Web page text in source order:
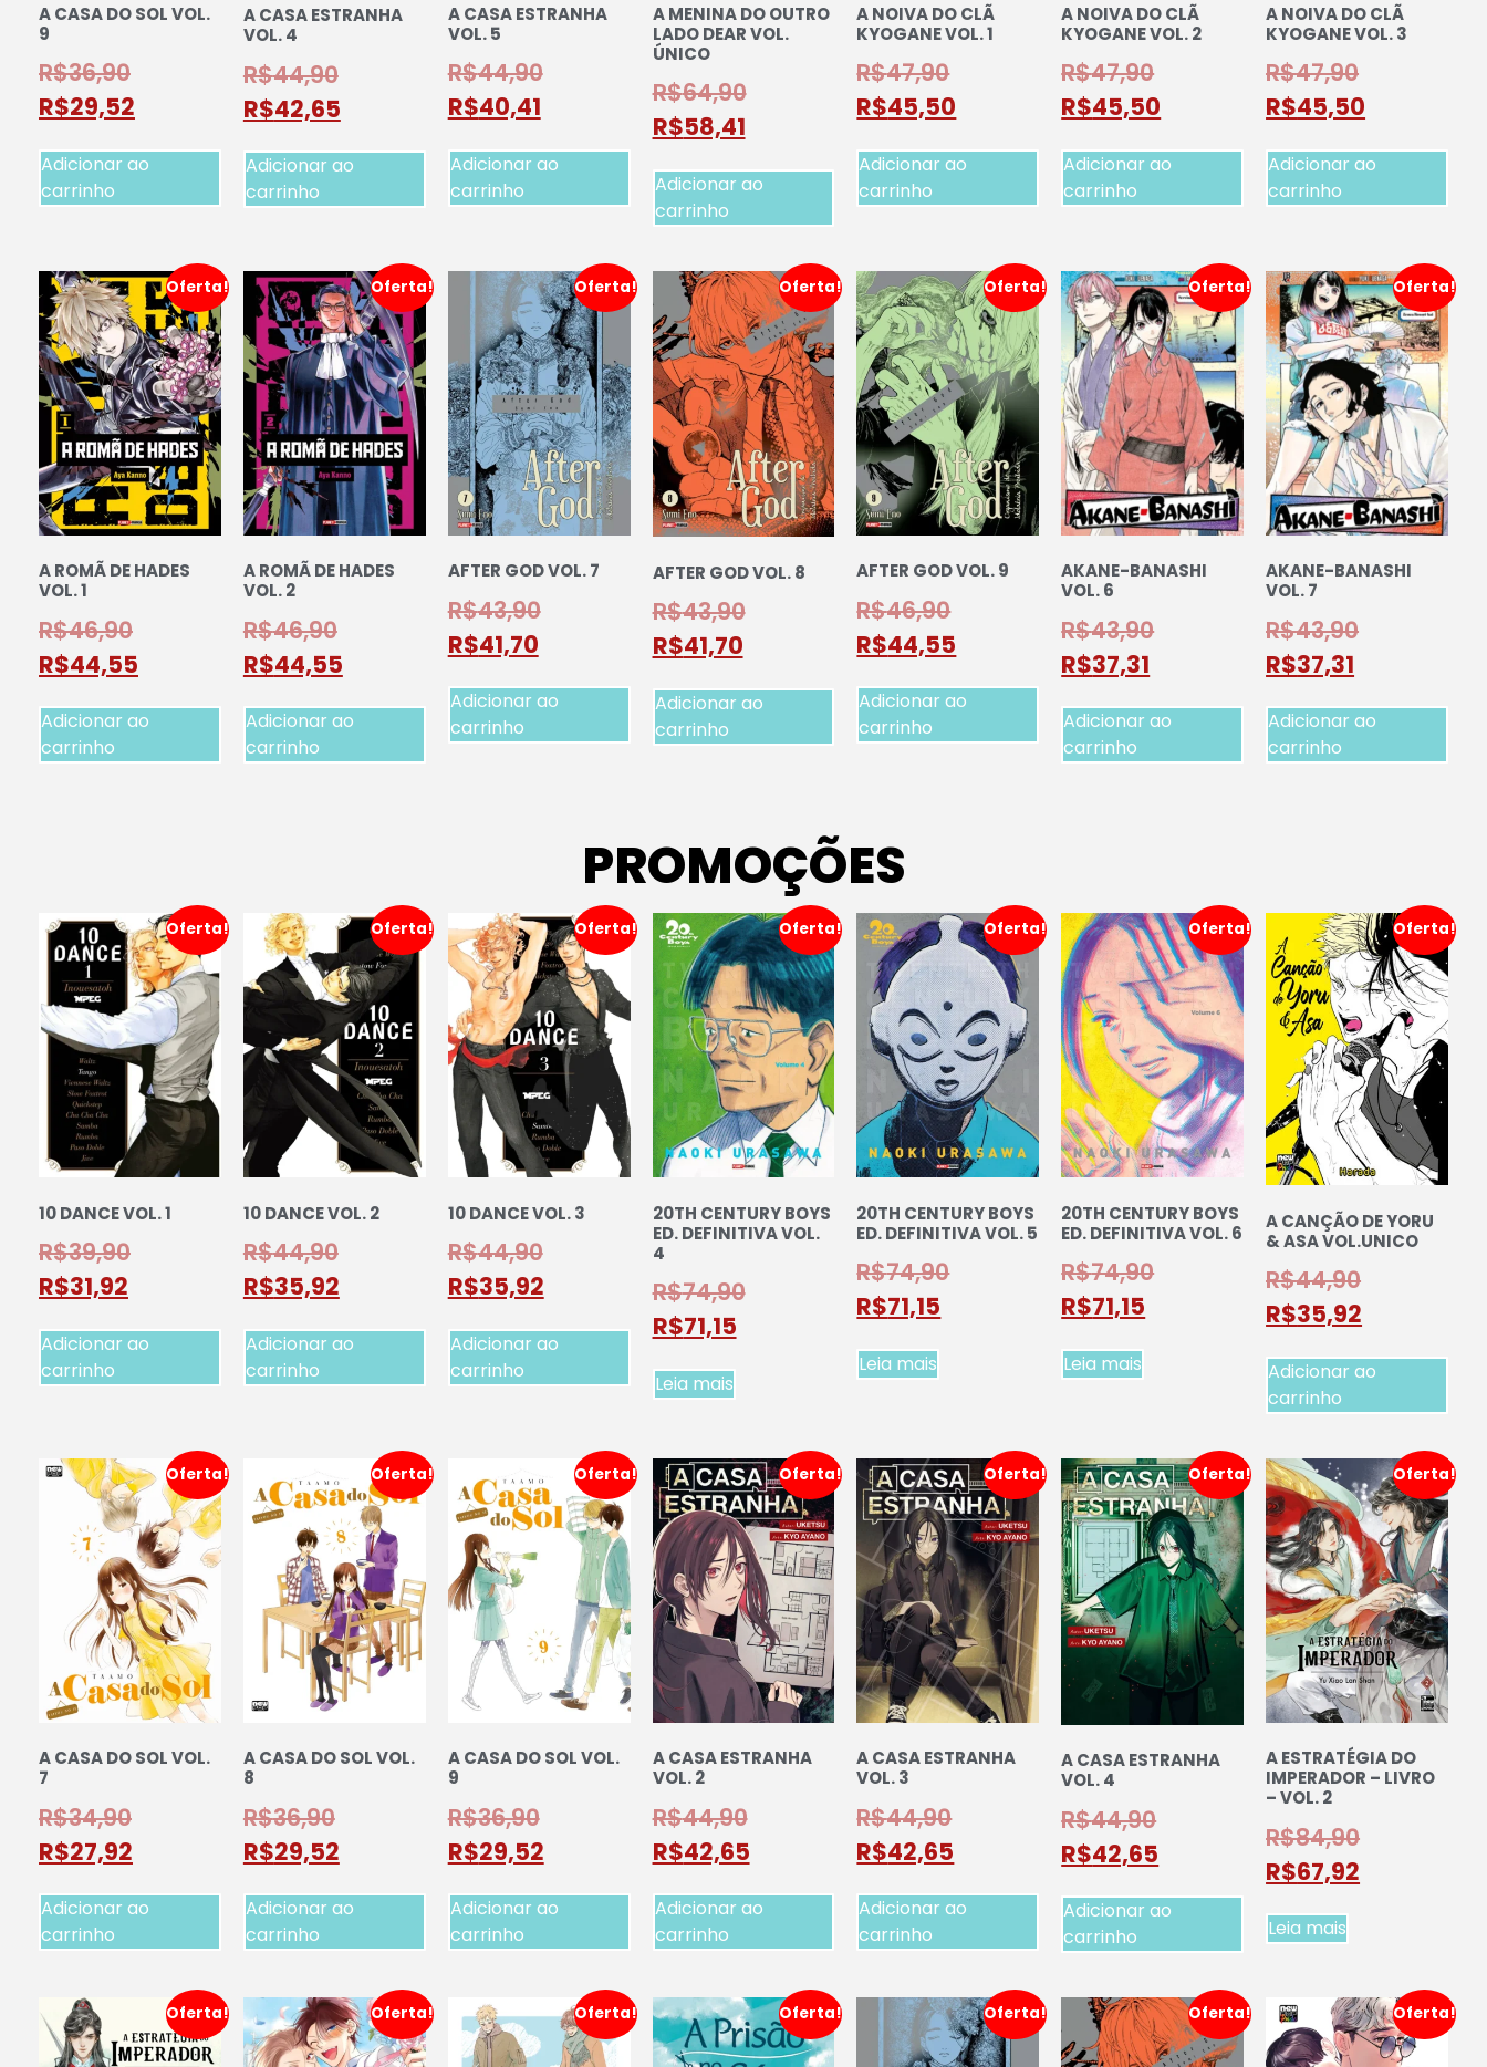
A CASA DO SOL VOL.
9
R$36,90
R$29,52
Adicionar ao
carrinho
A CASA ESTRANHA
VOL. 4
R$44,90
R$42,65
Adicionar ao
carrinho
A CASA ESTRANHA
VOL. 5
R$44,90
R$40,41
Adicionar ao
carrinho
A MENINA DO OUTRO
LADO DEAR VOL.
ÚNICO
R$64,90
R$58,41
Adicionar ao
carrinho
A NOIVA DO CLÃ
KYOGANE VOL. 1
R$47,90
R$45,50
Adicionar ao
carrinho
A NOIVA DO CLÃ
KYOGANE VOL. 2
R$47,90
R$45,50
Adicionar ao
carrinho
A NOIVA DO CLÃ
KYOGANE VOL. 3
R$47,90
R$45,50
Adicionar ao
carrinho
Oferta!
A ROMÃ DE HADES
VOL. 1
R$46,90
R$44,55
Adicionar ao
carrinho
Oferta!
A ROMÃ DE HADES
VOL. 2
R$46,90
R$44,55
Adicionar ao
carrinho
Oferta!
AFTER GOD VOL. 7
R$43,90
R$41,70
Adicionar ao
carrinho
Oferta!
AFTER GOD VOL. 8
R$43,90
R$41,70
Adicionar ao
carrinho
Oferta!
AFTER GOD VOL. 9
R$46,90
R$44,55
Adicionar ao
carrinho
Oferta!
AKANE-BANASHI
VOL. 6
R$43,90
R$37,31
Adicionar ao
carrinho
Oferta!
AKANE-BANASHI
VOL. 7
R$43,90
R$37,31
Adicionar ao
carrinho
PROMOÇÕES
Oferta!
10 DANCE VOL. 1
R$39,90
R$31,92
Adicionar ao
carrinho
Oferta!
10 DANCE VOL. 2
R$44,90
R$35,92
Adicionar ao
carrinho
Oferta!
10 DANCE VOL. 3
R$44,90
R$35,92
Adicionar ao
carrinho
Oferta!
20TH CENTURY BOYS
ED. DEFINITIVA VOL.
4
R$74,90
R$71,15
Leia mais
Oferta!
20TH CENTURY BOYS
ED. DEFINITIVA VOL. 5
R$74,90
R$71,15
Leia mais
Oferta!
20TH CENTURY BOYS
ED. DEFINITIVA VOL. 6
R$74,90
R$71,15
Leia mais
Oferta!
A CANÇÃO DE YORU
& ASA VOL.UNICO
R$44,90
R$35,92
Adicionar ao
carrinho
Oferta!
A CASA DO SOL VOL.
7
R$34,90
R$27,92
Adicionar ao
carrinho
Oferta!
A CASA DO SOL VOL.
8
R$36,90
R$29,52
Adicionar ao
carrinho
Oferta!
A CASA DO SOL VOL.
9
R$36,90
R$29,52
Adicionar ao
carrinho
Oferta!
A CASA ESTRANHA
VOL. 2
R$44,90
R$42,65
Adicionar ao
carrinho
Oferta!
A CASA ESTRANHA
VOL. 3
R$44,90
R$42,65
Adicionar ao
carrinho
Oferta!
A CASA ESTRANHA
VOL. 4
R$44,90
R$42,65
Adicionar ao
carrinho
Oferta!
A ESTRATÉGIA DO
IMPERADOR – LIVRO
– VOL. 2
R$84,90
R$67,92
Leia mais
Oferta! Oferta! Oferta! Oferta! Oferta! Oferta! Oferta!